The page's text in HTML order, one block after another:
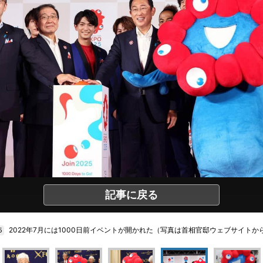
記事に戻る
2022年7月には1000日前イベントが開かれた（写真は首相官邸ウェブサイトか